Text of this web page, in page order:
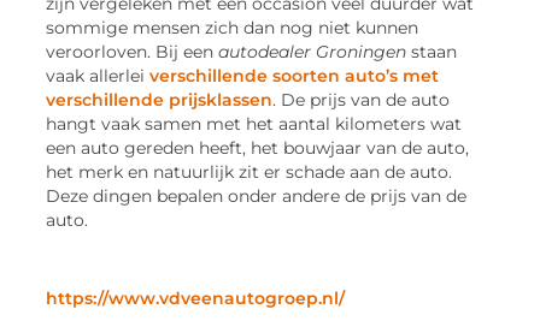
sommige mensen zich dan nog niet kunnen
veroorloven. Bij eenautodealer Groningen staan
vaak allerleiverschillende soorten auto’s met
verschillende prijsklassen. De prijs van de auto
hangt vaak samen met het aantal kilometers wat
een auto gereden heeft, het bouwjaar van de auto,
het merk en natuurlijk zit er schade aan de auto.
Deze dingen bepalen onder andere de prijs van de
auto.
https://www.vdveenautogroep.nl/